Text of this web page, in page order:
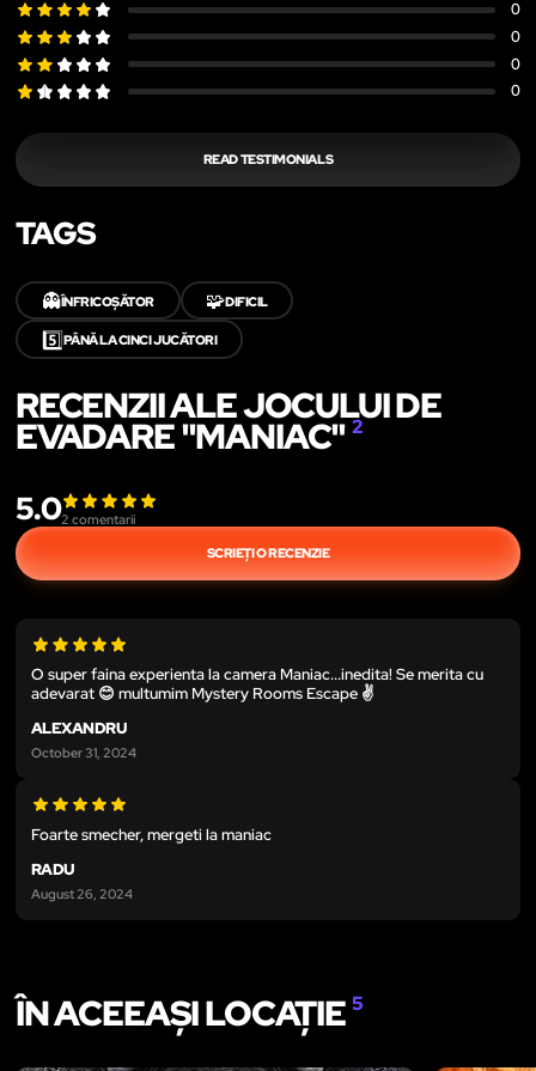
0
0
0
0
READ TESTIMONIALS
TAGS
👻ÎNFRICOȘĂTOR 🧩DIFICIL
5️⃣PÂNĂ LA CINCI JUCĂTORI
RECENZII ALE JOCULUI DE
EVADARE "MANIAC"2
5.02 comentarii
SCRIEȚI O RECENZIE
O super faina experienta la camera Maniac...inedita! Se merita cu
adevarat 😊 multumim Mystery Rooms Escape ✌️
ALEXANDRU
October 31, 2024
Foarte smecher, mergeti la maniac
RADU
August 26, 2024
ÎN ACEEAȘI LOCAȚIE 5